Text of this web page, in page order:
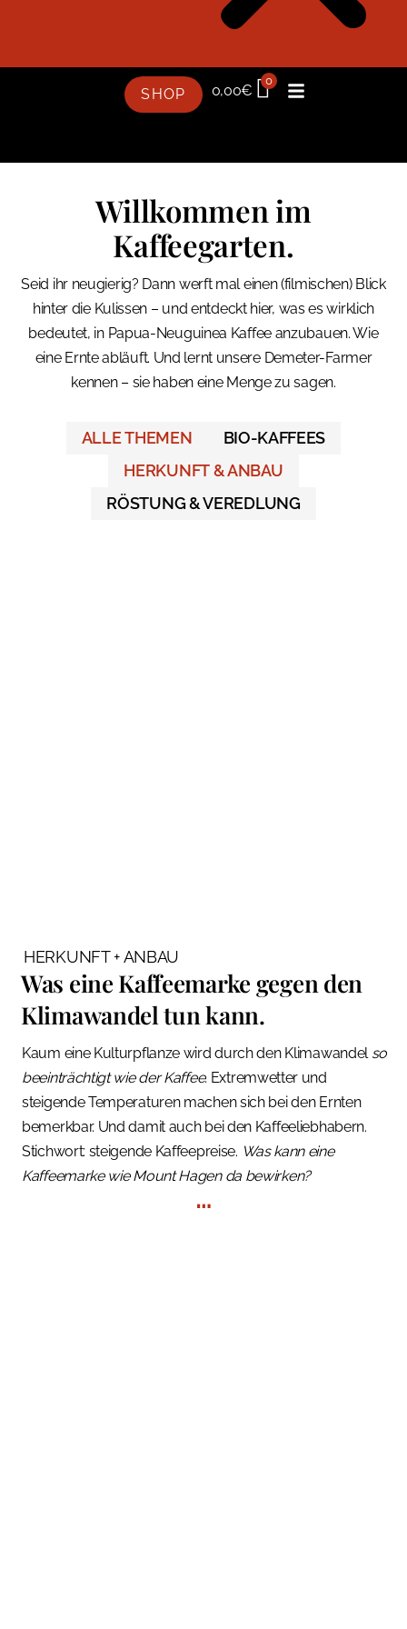
SHOP 0,00€
0
Willkommen im
Kaffeegarten.
Seid ihr neugierig? Dann werft mal einen (filmischen) Blick
hinter die Kulissen – und entdeckt hier, was es wirklich
bedeutet, in Papua-Neuguinea Kaffee anzubauen. Wie
eine Ernte abläuft. Und lernt unsere Demeter-Farmer
kennen – sie haben eine Menge zu sagen.
ALLE THEMEN
BIO-KAFFEES
HERKUNFT & ANBAU
RÖSTUNG & VEREDLUNG
HERKUNFT + ANBAU
Was eine Kaffeemarke gegen den
Klimawandel tun kann.
Kaum eine Kulturpflanze wird durch den Klimawandel so
beeinträchtigt wie der Kaffee. Extremwetter und
steigende Temperaturen machen sich bei den Ernten
bemerkbar. Und damit auch bei den Kaffeeliebhabern.
Stichwort: steigende Kaffeepreise. Was kann eine
Kaffeemarke wie Mount Hagen da bewirken?
…